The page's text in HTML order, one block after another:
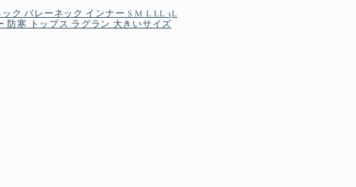
ク バレーネック インナー S M L LL 3L
防寒 トップス ラグラン 大きいサイズ